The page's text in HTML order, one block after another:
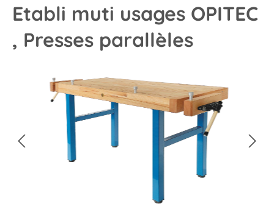
Etabli muti usages OPITEC
, Presses parallèles